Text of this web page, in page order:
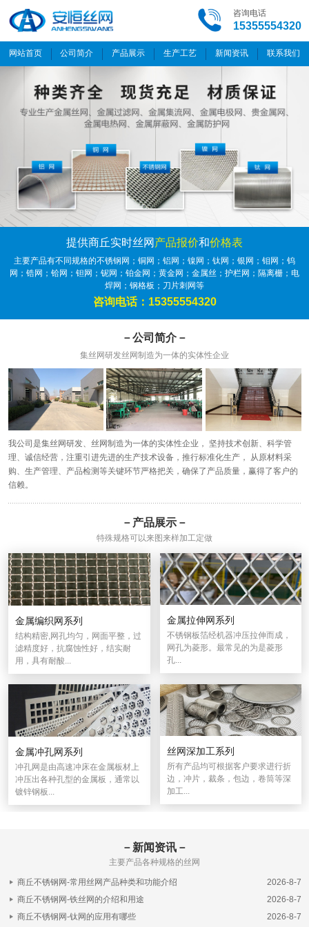
咨询电话
15355554320
网站首页 公司简介 产品展示 生产工艺 新闻资讯 联系我们
提供商丘实时丝网 产品报价和价格表
主要产品有不同规格的不锈钢网；铜网；铝网；镍网；钛网；银网；钼网；钨
网；锆网；铪网；钽网；铌网；铂金网；黄金网；金属丝；护栏网；隔离栅；电
焊网；钢格板；刀片刺网等
咨询电话：15355554320
－公司简介－
集丝网研发丝网制造为一体的实体性企业
我公司是集丝网研发、丝网制造为一体的实体性企业， 坚持技术创新、科学管
理、诚信经营，注重引进先进的生产技术设备，推行标准化生产， 从原材料采
购、生产管理、产品检测等关键环节严格把关，确保了产品质量，赢得了客户的
信赖。
－产品展示－
特殊规格可以来图来样加工定做
金属编织网系列
结构精密,网孔均匀，网面平整，过
滤精度好，抗腐蚀性好，结实耐
用，具有耐酸...
金属拉伸网系列
不锈钢板箔经机器冲压拉伸而成，
网孔为菱形。最常见的为是菱形
孔...
金属冲孔网系列
冲孔网是由高速冲床在金属板材上
冲压出各种孔型的金属板，通常以
镀锌钢板...
丝网深加工系列
所有产品均可根据客户要求进行折
边，冲片，裁条，包边，卷筒等深
加工...
－新闻资讯－
主要产品各种规格的丝网
商丘不锈钢网-常用丝网产品种类和功能介绍
2026-8-7
商丘不锈钢网-铁丝网的介绍和用途
2026-8-7
商丘不锈钢网-钛网的应用有哪些
2026-8-7